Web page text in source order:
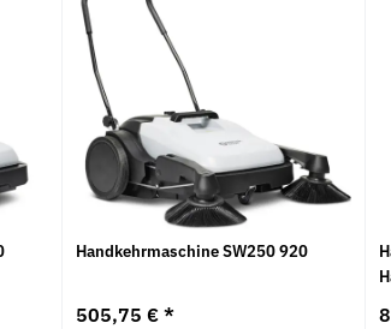
Handkehrmaschine SW250 920
505,75 €*